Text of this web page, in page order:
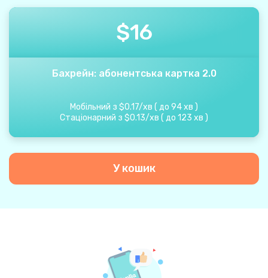
$16
Бахрейн: абонентська картка 2.0
Мобільний з $0.17/хв ( до 94хв )
Стаціонарний з $0.13/хв ( до 123 хв )
У кошик